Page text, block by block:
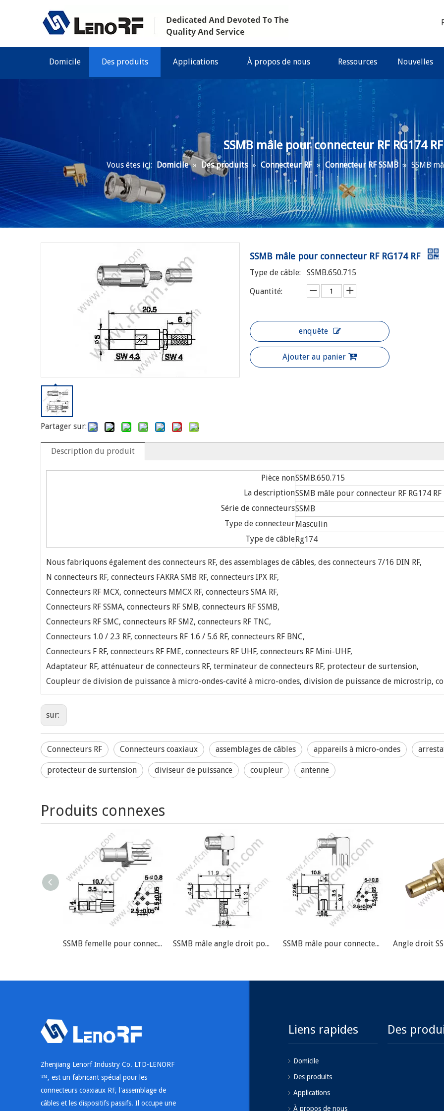
Domicile Des produits Applications À propos de nous Ressources Nouvelles
SSMB mâle pour connecteur RF RG174 RF
Vous êtes ici: Domicile » Des produits » Connecteur RF » Connecteur RF SSMB » SSMB
Partager sur:
SSMB mâle pour connecteur RF RG174 RF
Type de câble:
SSMB.650.715
Quantité:
enquête
Ajouter au panier
Description du produit
Pièce nonSSMB.650.715
La descriptionSSMB mâle pour connecteur RF RG174 RF
Série de connecteursSSMB
Type de connecteurMasculin
Type de câbleRg174
Nous fabriquons également des connecteurs RF, des assemblages de câbles, des connecteurs 7/16 DIN RF,
N connecteurs RF, connecteurs FAKRA SMB RF, connecteurs IPX RF,
Connecteurs RF MCX, connecteurs MMCX RF, connecteurs SMA RF,
Connecteurs RF SSMA, connecteurs RF SMB, connecteurs RF SSMB,
Connecteurs RF SMC, connecteurs RF SMZ, connecteurs RF TNC,
Connecteurs 1.0 / 2.3 RF, connecteurs RF 1.6 / 5.6 RF, connecteurs RF BNC,
Connecteurs F RF, connecteurs RF FME, connecteurs RF UHF, connecteurs RF Mini-UHF,
Adaptateur RF, atténuateur de connecteurs RF, terminateur de connecteurs RF, protecteur de surtension,
Coupleur de division de puissance à micro-ondes-cavité à micro-ondes, division de puissance de microstrip,
sur:
Connecteurs RF Connecteurs coaxiaux assemblages de câbles appareils à micro-ondes
protecteur de surtension diviseur de puissance coupleur antenne
Produits connexes
SSMB femelle pour connecteur RF PCB RF SSMB mâle angle droit pour connecteur RF RG178 RF SSMB mâle pour connecteur RF PCB RF
Zhenjiang Lenorf Industry Co. LTD-LENORF
™, est un fabricant spécial pour les
connecteurs coaxiaux RF, l'assemblage de
câbles et les dispositifs passifs. Il occupe une
Liens rapides
Domicile
Des produits
Applications
À propos de nous
Des